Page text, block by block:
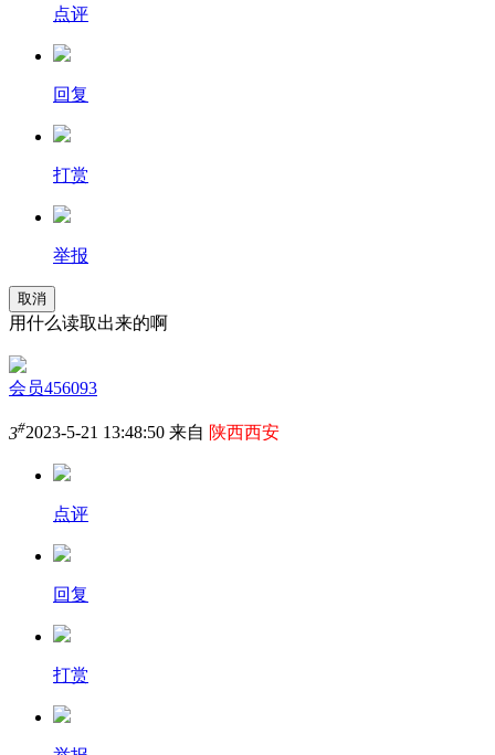
点评
回复
打赏
举报
取消
用什么读取出来的啊
会员456093
3#2023-5-21 13:48:50 来自 陕西西安
点评
回复
打赏